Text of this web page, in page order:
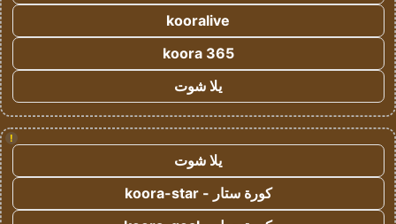
kooralive
koora 365
يلا شوت
!
يلا شوت
كورة ستار - koora-star